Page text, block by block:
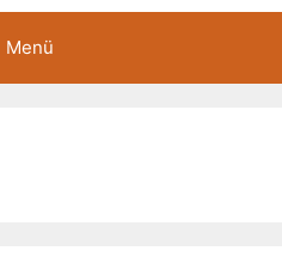
Menü